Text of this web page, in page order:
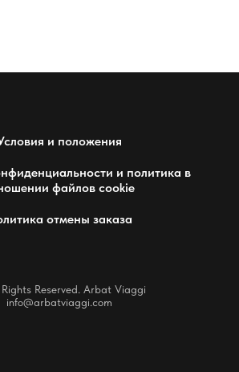
и положения
и политика в
файлов cookie
отмены заказа
Reserved. Arbat Viaggi
info@arbatviaggi.com